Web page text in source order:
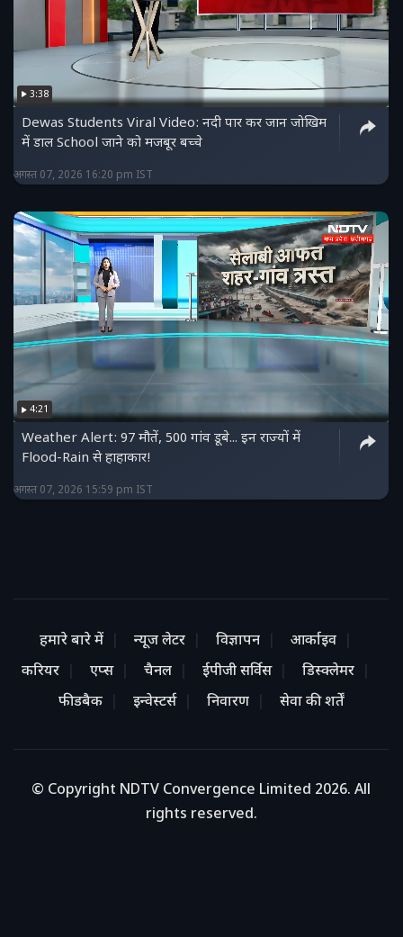
3:38
Dewas Students Viral Video: नदी पार कर जान जोखिम
में डाल School जाने को मजबूर बच्चे
अगस्त 07, 2026 16:20 pm IST
4:21
Weather Alert: 97 मौतें, 500 गांव डूबे... इन राज्यों में
Flood-Rain से हाहाकार!
अगस्त 07, 2026 15:59 pm IST
हमारे बारे में न्यूज लेटर विज्ञापन
आर्काइव
करियर
एप्स चैनल ईपीजी सर्विस
डिस्क्लेमर
फीडबैक
इन्वेस्टर्स निवारण सेवा की शर्तें
© Copyright NDTV Convergence Limited 2026. All
rights reserved.